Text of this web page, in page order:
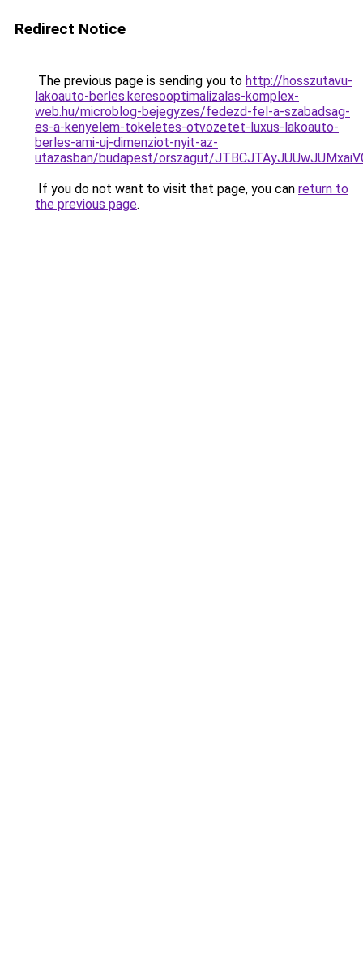
Redirect Notice
The previous page is sending you to http://hosszutavu-
lakoauto-berles.keresooptimalizalas-komplex-
web.hu/microblog-bejegyzes/fedezd-fel-a-szabadsag-
es-a-kenyelem-tokeletes-otvozetet-luxus-lakoauto-
berles-ami-uj-dimenziot-nyit-az-
utazasban/budapest/orszagut/
If you do not want to visit that page, you can return to
the previous page.